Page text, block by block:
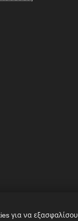
για να